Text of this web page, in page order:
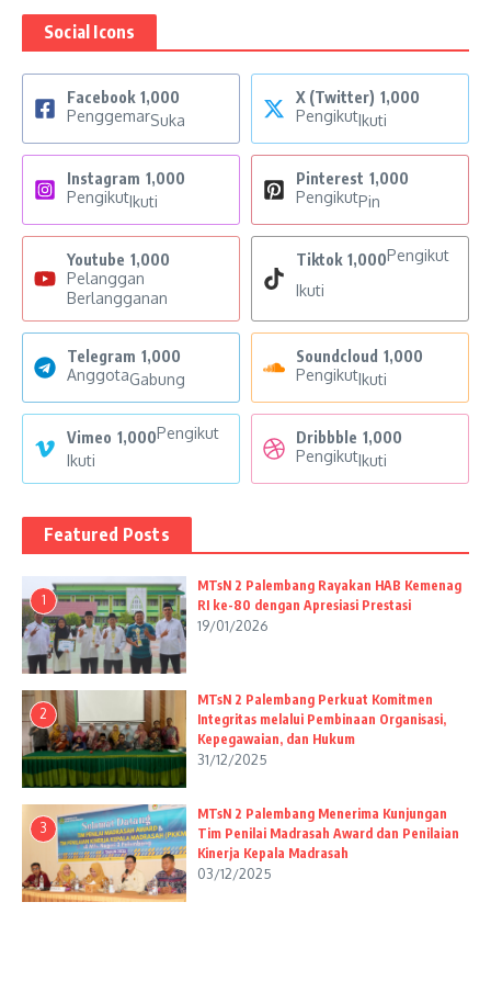
Social Icons
Facebook 1,000
PenggemarSuka
X (Twitter) 1,000
PengikutIkuti
Instagram 1,000
PengikutIkuti
Pinterest 1,000
PengikutPin
Youtube 1,000
Pelanggan
Berlangganan
Tiktok 1,000Pengikut
Ikuti
Telegram 1,000
AnggotaGabung
Soundcloud 1,000
PengikutIkuti
Vimeo 1,000Pengikut
Ikuti
Dribbble 1,000
PengikutIkuti
Featured Posts
1
MTsN 2 Palembang Rayakan HAB Kemenag
RI ke-80 dengan Apresiasi Prestasi
19/01/2026
2
MTsN 2 Palembang Perkuat Komitmen
Integritas melalui Pembinaan Organisasi,
Kepegawaian, dan Hukum
31/12/2025
3
MTsN 2 Palembang Menerima Kunjungan
Tim Penilai Madrasah Award dan Penilaian
Kinerja Kepala Madrasah
03/12/2025